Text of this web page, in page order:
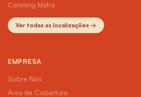
Catering Mafra
Ver todas as localizações →
EMPRESA
Sobre Nós
Área de Cobertura